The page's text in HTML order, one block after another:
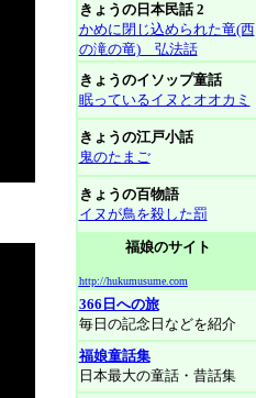
きょうの日本民話 2
かめに閉じ込められた竜(西
の滝の竜) 弘法話
きょうのイソップ童話
眠っているイヌとオオカミ
きょうの江戸小話
鬼のたまご
きょうの百物語
イヌが鳥を殺した罰
福娘のサイト
http://hukumusume.com
366日への旅
毎日の記念日などを紹介
福娘童話集
日本最大の童話・昔話集